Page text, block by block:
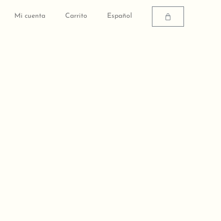
Mi cuenta Carrito Español Carrito